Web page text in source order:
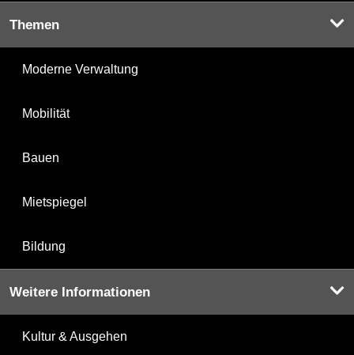
Themen
Moderne Verwaltung
Mobilität
Bauen
Mietspiegel
Bildung
Weitere Informationen
Kultur & Ausgehen